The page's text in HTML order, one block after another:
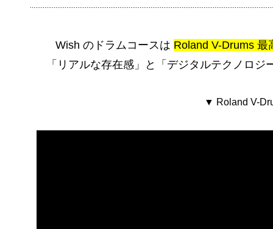
Wish のドラムコースは Roland V-Drums 最
「リアルな存在感」と「デジタルテクノロジ
▼ Roland V-